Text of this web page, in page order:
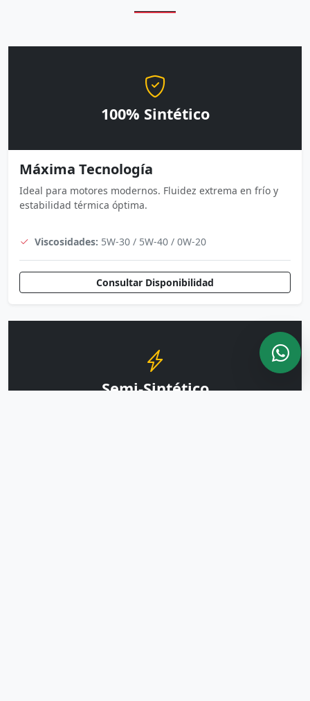
100% Sintético
Máxima Tecnología
Ideal para motores modernos. Fluidez extrema en frío y
estabilidad térmica óptima.
Viscosidades: 5W-30 / 5W-40 / 0W-20
Consultar Disponibilidad
Semi-Sintético